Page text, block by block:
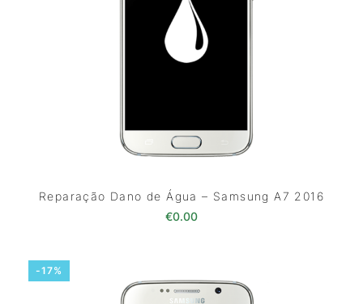
Reparação Dano de Água – Samsung A7 2016
€0.00
-17%